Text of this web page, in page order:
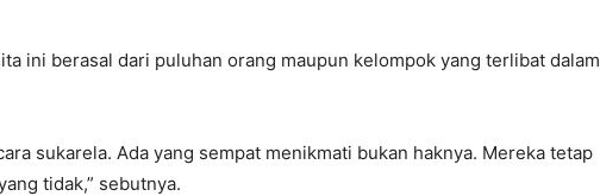
ini berasal dari puluhan orang maupun kelompok yang terlibat dalam
sukarela. Ada yang sempat menikmati bukan haknya. Mereka tetap
tidak,” sebutnya.